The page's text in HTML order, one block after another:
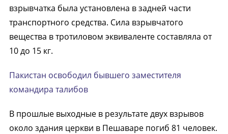
взрывчатка была установлена в задней части
транспортного средства. Сила взрывчатого
вещества в тротиловом эквиваленте составляла от
10 до 15 кг.
Пакистан освободил бывшего заместителя
командира талибов
В прошлые выходные в результате двух взрывов
около здания церкви в Пешаваре погиб 81 человек.